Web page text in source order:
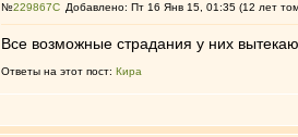
№229867 Добавлено: Пт 16 Янв 15, 01:35 (12 лет
Все возможные страдания у них
Ответы на этот пост: Кира